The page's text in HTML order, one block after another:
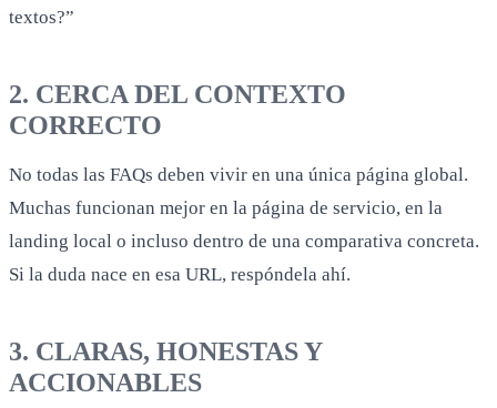
textos?”
2. CERCA DEL CONTEXTO
CORRECTO
No todas las FAQs deben vivir en una única página global.
Muchas funcionan mejor en la página de servicio, en la
landing local o incluso dentro de una comparativa concreta.
Si la duda nace en esa URL, respóndela ahí.
3. CLARAS, HONESTAS Y
ACCIONABLES